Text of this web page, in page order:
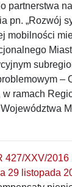
partnerstwa
pn. „Rozwój
mobilności
–
w ramach
427/XXV/2016
29 listopada